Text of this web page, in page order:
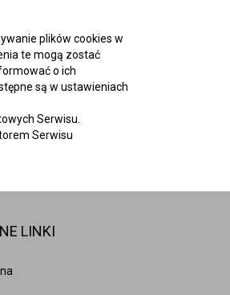
plików cookies w
te mogą zostać
o ich
są w ustawieniach
Serwisu.
Serwisu
LINKI